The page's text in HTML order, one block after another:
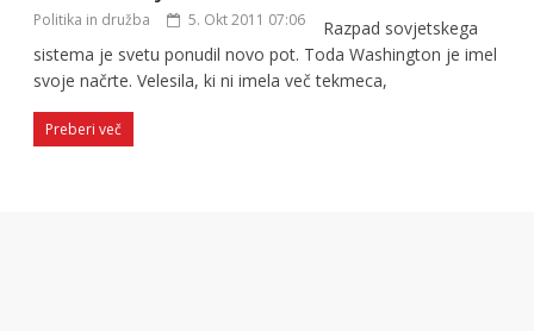
Politika in družba 5. Okt 2011 07:06
Razpad sovjetskega
sistema je svetu ponudil novo pot. Toda Washington je imel
svoje načrte. Velesila, ki ni imela več tekmeca,
Preberi več